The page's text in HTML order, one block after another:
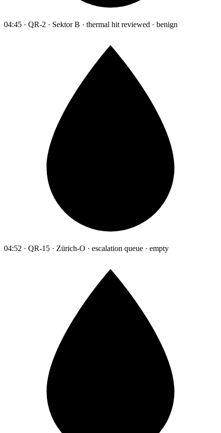
04:45 · QR-2 · Sektor B · thermal hit reviewed · benign
04:52 · QR-15 · Zürich-O · escalation queue · empty